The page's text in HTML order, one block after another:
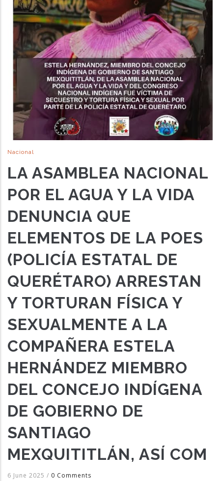
Nacional
LA ASAMBLEA NACIONAL
POR EL AGUA Y LA VIDA
DENUNCIA QUE
ELEMENTOS DE LA POES
(POLICÍA ESTATAL DE
QUERÉTARO) ARRESTAN
Y TORTURAN FÍSICA Y
SEXUALMENTE A LA
COMPAÑERA ESTELA
HERNÁNDEZ MIEMBRO
DEL CONCEJO INDÍGENA
DE GOBIERNO DE
SANTIAGO
MEXQUITITLÁN, ASÍ COM
6 June 2025 / 0 Comments